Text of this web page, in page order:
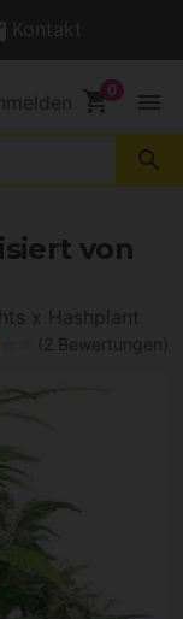
Kontakt
shopping_cart menu
search
von
x Hashplant
(2 Bewertungen)